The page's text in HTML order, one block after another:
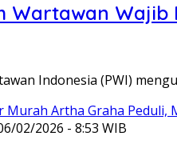
Wartawan Wajib
Indonesia (PWI)
02/2026 - 8:53 WIB